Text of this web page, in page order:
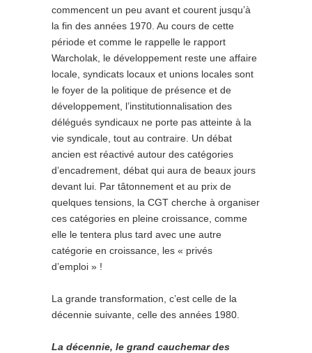
commencent un peu avant et courent jusqu’à
la fin des années 1970. Au cours de cette
période et comme le rappelle le rapport
Warcholak, le développement reste une affaire
locale, syndicats locaux et unions locales sont
le foyer de la politique de présence et de
développement, l’institutionnalisation des
délégués syndicaux ne porte pas atteinte à la
vie syndicale, tout au contraire. Un débat
ancien est réactivé autour des catégories
d’encadrement, débat qui aura de beaux jours
devant lui. Par tâtonnement et au prix de
quelques tensions, la CGT cherche à organiser
ces catégories en pleine croissance, comme
elle le tentera plus tard avec une autre
catégorie en croissance, les « privés
d’emploi » !
La grande transformation, c’est celle de la
décennie suivante, celle des années 1980.
La décennie, le grand cauchemar des